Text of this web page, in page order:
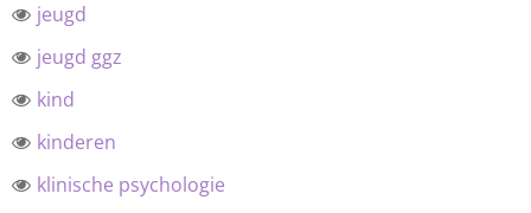
jeugd
jeugd ggz
kind
kinderen
klinische psychologie